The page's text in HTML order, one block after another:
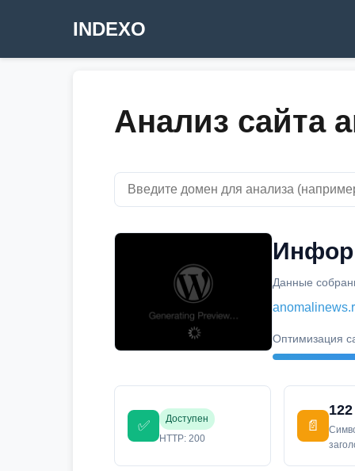
INDEXO
Анализ сайта
Данные
Оптимизация
✅
Доступен
HTTP: 200
📄
122